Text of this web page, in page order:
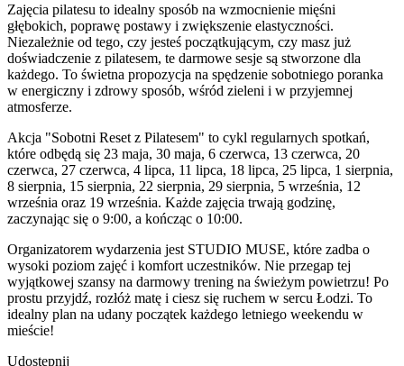
Zajęcia pilatesu to idealny sposób na wzmocnienie mięśni
głębokich, poprawę postawy i zwiększenie elastyczności.
Niezależnie od tego, czy jesteś początkującym, czy masz już
doświadczenie z pilatesem, te darmowe sesje są stworzone dla
każdego. To świetna propozycja na spędzenie sobotniego poranka
w energiczny i zdrowy sposób, wśród zieleni i w przyjemnej
atmosferze.
Akcja "Sobotni Reset z Pilatesem" to cykl regularnych spotkań,
które odbędą się 23 maja, 30 maja, 6 czerwca, 13 czerwca, 20
czerwca, 27 czerwca, 4 lipca, 11 lipca, 18 lipca, 25 lipca, 1 sierpnia,
8 sierpnia, 15 sierpnia, 22 sierpnia, 29 sierpnia, 5 września, 12
września oraz 19 września. Każde zajęcia trwają godzinę,
zaczynając się o 9:00, a kończąc o 10:00.
Organizatorem wydarzenia jest STUDIO MUSE, które zadba o
wysoki poziom zajęć i komfort uczestników. Nie przegap tej
wyjątkowej szansy na darmowy trening na świeżym powietrzu! Po
prostu przyjdź, rozłóż matę i ciesz się ruchem w sercu Łodzi. To
idealny plan na udany początek każdego letniego weekendu w
mieście!
Udostępnij